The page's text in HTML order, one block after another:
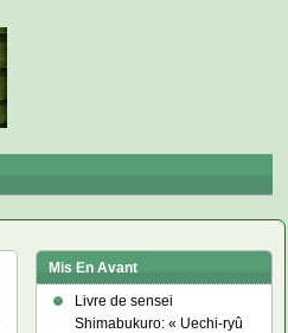
Mis En Avant
Livre de sensei
Shimabukuro: « Uechi-ryû